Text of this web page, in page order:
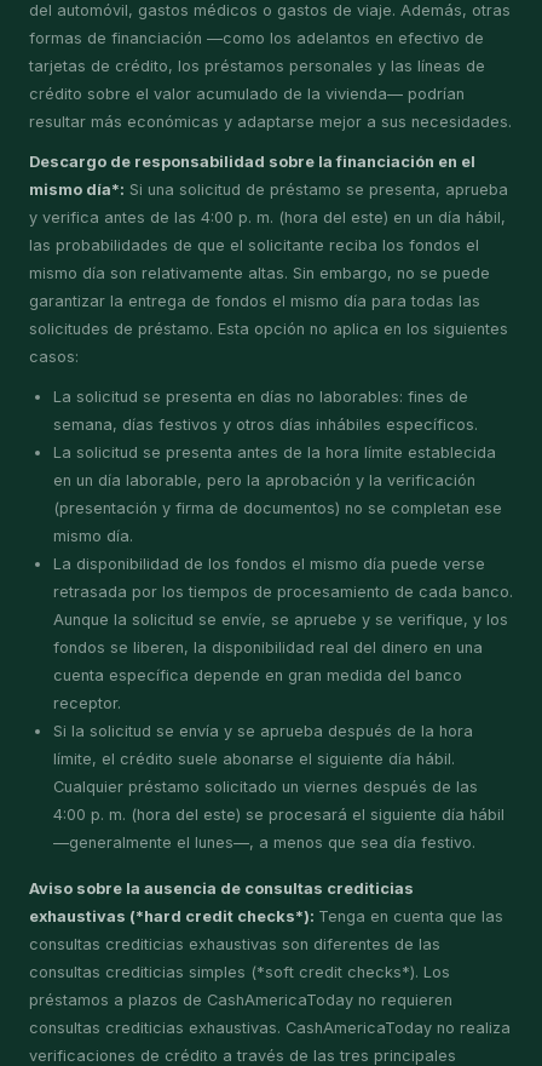
del automóvil, gastos médicos o gastos de viaje. Además, otras
formas de financiación —como los adelantos en efectivo de
tarjetas de crédito, los préstamos personales y las líneas de
crédito sobre el valor acumulado de la vivienda— podrían
resultar más económicas y adaptarse mejor a sus necesidades.
Descargo de responsabilidad sobre la financiación en el
mismo día*: Si una solicitud de préstamo se presenta, aprueba
y verifica antes de las 4:00 p. m. (hora del este) en un día hábil,
las probabilidades de que el solicitante reciba los fondos el
mismo día son relativamente altas. Sin embargo, no se puede
garantizar la entrega de fondos el mismo día para todas las
solicitudes de préstamo. Esta opción no aplica en los siguientes
casos:
La solicitud se presenta en días no laborables: fines de
semana, días festivos y otros días inhábiles específicos.
La solicitud se presenta antes de la hora límite establecida
en un día laborable, pero la aprobación y la verificación
(presentación y firma de documentos) no se completan ese
mismo día.
La disponibilidad de los fondos el mismo día puede verse
retrasada por los tiempos de procesamiento de cada banco.
Aunque la solicitud se envíe, se apruebe y se verifique, y los
fondos se liberen, la disponibilidad real del dinero en una
cuenta específica depende en gran medida del banco
receptor.
Si la solicitud se envía y se aprueba después de la hora
límite, el crédito suele abonarse el siguiente día hábil.
Cualquier préstamo solicitado un viernes después de las
4:00 p. m. (hora del este) se procesará el siguiente día hábil
—generalmente el lunes—, a menos que sea día festivo.
Aviso sobre la ausencia de consultas crediticias
exhaustivas (*hard credit checks*): Tenga en cuenta que las
consultas crediticias exhaustivas son diferentes de las
consultas crediticias simples (*soft credit checks*). Los
préstamos a plazos de CashAmericaToday no requieren
consultas crediticias exhaustivas. CashAmericaToday no realiza
verificaciones de crédito a través de las tres principales